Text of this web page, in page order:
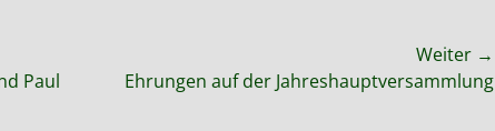
Paul
Weiter →
NächsterEhrungen auf der Jahreshauptversammlung